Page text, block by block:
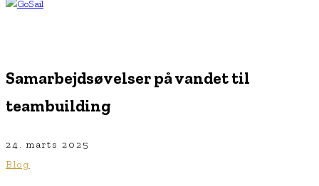
Samarbejdsøvelser på vandet til
teambuilding
24. marts 2025
Blog